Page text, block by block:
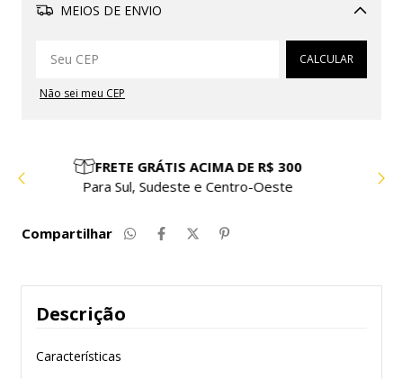
MEIOS DE ENVIO
Alterar CEP
CALCULAR
Não sei meu CEP
PARCELE EM ATÉ 10X SEM JUROS
Compre com facilidade e segurança
Compartilhar
Descrição
Características